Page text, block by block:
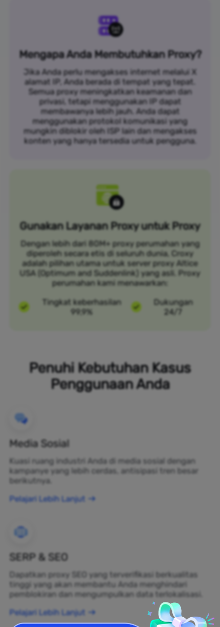
Mengapa Anda Membutuhkan Proxy?
Jika Anda perlu mengakses internet melalui X
alamat IP, Anda berada di tempat yang tepat.
Semua proxy meningkatkan keamanan dan
privasi, tetapi menggunakan IP dapat
membawanya lebih jauh. Anda dapat
menggunakan protokol komunikasi yang
mungkin diblokir oleh ISP lain dan mengakses
konten yang hanya tersedia untuk pengguna.
Gunakan Layanan Proxy untuk Proxy
Dengan lebih dari 80M+ proxy perumahan yang
diperoleh secara etis di seluruh dunia, Croxy
adalah pilihan utama untuk server proxy Altice
USA (Optimum and Suddenlink) yang asli. Proxy
perumahan kami menawarkan:
Tingkat keberhasilan
99,9%
Dukungan
24/7
Penuhi Kebutuhan Kasus
Penggunaan Anda
Media Sosial
Kuasi ruang industri Anda di media sosial dengan
kampanye yang lebih cerdas, antisipasi tren besar
berikutnya.
Pelajari Lebih Lanjut
SERP & SEO
Dapatkan proxy SEO yang terverifikasi berkualitas
tinggi yang akan membantu Anda menghindari
pemblokiran dan mengumpulkan data terlokalisasi.
Pelajari Lebih Lanjut